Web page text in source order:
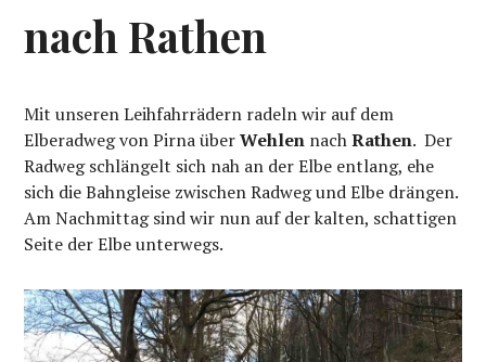
nach Rathen
Mit unseren Leihfahrrädern radeln wir auf dem
Elberadweg von Pirna überWehlen nachRathen. Der
Radweg schlängelt sich nah an der Elbe entlang, ehe
sich die Bahngleise zwischen Radweg und Elbe drängen.
Am Nachmittag sind wir nun auf der kalten, schattigen
Seite der Elbe unterwegs.